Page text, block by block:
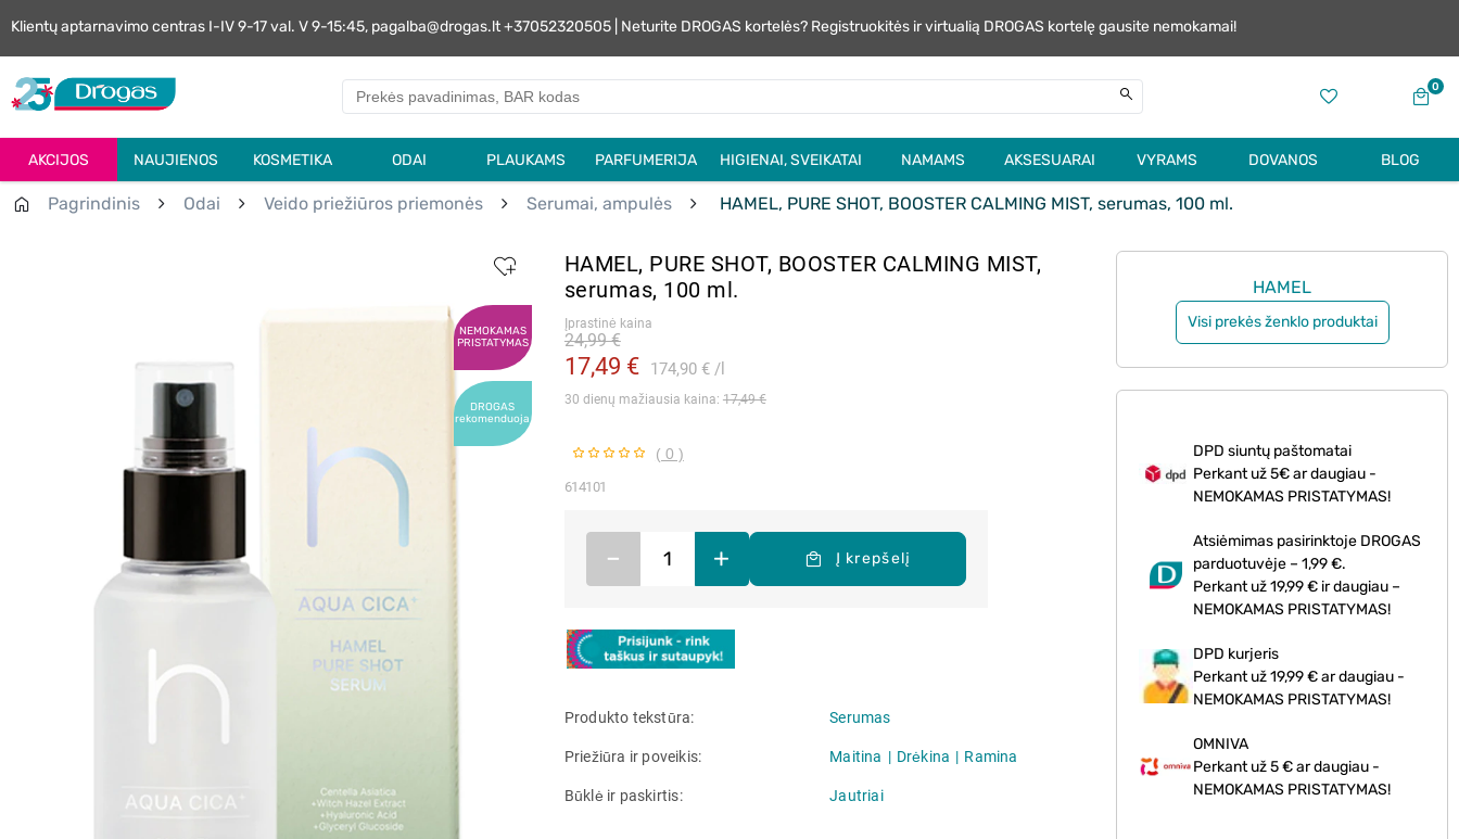
Klientų aptarnavimo centras I-IV 9-17 val. V 9-15:45, pagalba@drogas.lt +37052320505 | Neturite DROGAS kortelės? Registruokitės ir virtualią DROGAS kortelę gausite nemokamai!
0
AKCIJOS NAUJIENOS KOSMETIKA ODAI PLAUKAMS PARFUMERIJA HIGIENAI, SVEIKATAI NAMAMS AKSESUARAI VYRAMS DOVANOS BLOG
Pagrindinis Odai Veido priežiūros priemonės Serumai, ampulės HAMEL, PURE SHOT, BOOSTER CALMING MIST, serumas, 100 ml.
NEMOKAMAS
PRISTATYMAS
DROGAS
rekomenduoja
HAMEL, PURE SHOT, BOOSTER CALMING MIST,
serumas, 100 ml.
Įprastinė kaina
17,49 € 174,90 € l
24,99 €
30 dienų mažiausia kaina: 17,49 €
( 0 )
614101
– + Į krepšelį
Produkto tekstūra Serumas
Priežiūra ir poveikis Maitina Drėkina Ramina
Būklė ir paskirtis Jautriai
HAMEL
Visi prekės ženklo produktai
DPD siuntų paštomatai
Perkant už 5€ ar daugiau -
NEMOKAMAS PRISTATYMAS!
Atsiėmimas pasirinktoje DROGAS
parduotuvėje – 1,99 €.
Perkant už 19,99 € ir daugiau –
NEMOKAMAS PRISTATYMAS!
DPD kurjeris
Perkant už 19,99 € ar daugiau -
NEMOKAMAS PRISTATYMAS!
OMNIVA
Perkant už 5 € ar daugiau -
NEMOKAMAS PRISTATYMAS!